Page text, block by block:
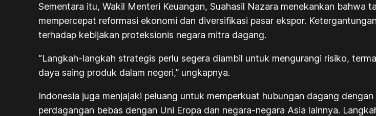
Sementara itu, Wakil Menteri Keuangan, Suahasil Nazara menekankan bahwa
mempercepat reformasi ekonomi dan diversifikasi pasar ekspor.
terhadap kebijakan proteksionis negara mitra dagang.
“Langkah-langkah strategis perlu segera diambil untuk mengurangi risiko,
daya saing produk dalam negeri,” ungkapnya.
Indonesia juga menjajaki peluang untuk memperkuat hubungan dagang
perdagangan bebas dengan Uni Eropa dan negara-negara Asia lainnya.